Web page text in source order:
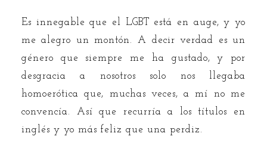
Es innegable que el LGBT está en auge, y yo
me alegro un montón. A decir verdad es un
género que siempre me ha gustado, y por
desgracia a nosotros solo nos llegaba
homoerótica que, muchas veces, a mí no me
convencía. Así que recurría a los títulos en
inglés y yo más feliz que una perdiz.